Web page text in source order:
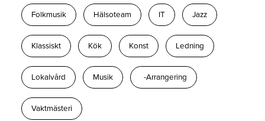
Folkmusik Hälsoteam IT Jazz
Klassiskt Kök Konst Ledning
Lokalvård Musik -Arrangering
Vaktmästeri